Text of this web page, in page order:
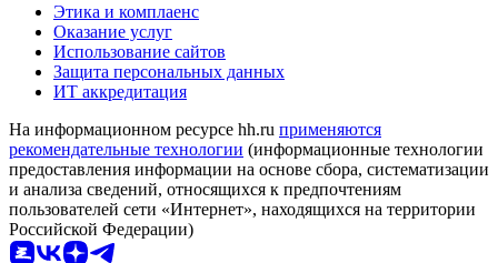
Этика и комплаенс
Оказание услуг
Использование сайтов
Защита персональных данных
ИТ аккредитация
На информационном ресурсе hh.ru применяются
рекомендательные технологии (информационные технологии
предоставления информации на основе сбора, систематизации
и анализа сведений, относящихся к предпочтениям
пользователей сети «Интернет», находящихся на территории
Российской Федерации)